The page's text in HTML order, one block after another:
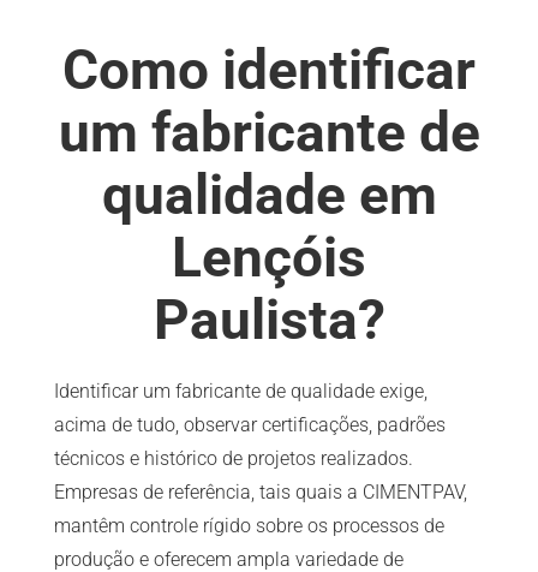
Como identificar
um fabricante de
qualidade em
Lençóis
Paulista?
Identificar um fabricante de qualidade exige,
acima de tudo, observar certificações, padrões
técnicos e histórico de projetos realizados.
Empresas de referência, tais quais a CIMENTPAV,
mantêm controle rígido sobre os processos de
produção e oferecem ampla variedade de